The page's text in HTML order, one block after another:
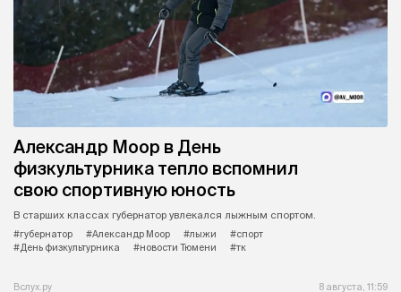
Александр Моор в День
физкультурника тепло вспомнил
свою спортивную юность
В старших классах губернатор увлекался лыжным спортом.
#губернатор
#Александр Моор #лыжи
#спорт
#День физкультурника
#новости Тюмени #тк
Вслух.ру 8 августа, 11:59